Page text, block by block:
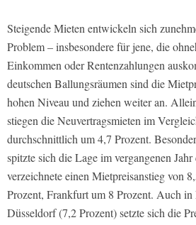
Steigende Mieten entwickeln sich
Problem – insbesondere für jene, die
Einkommen oder Rentenzahlungen
deutschen Ballungsräumen sind die
hohen Niveau und ziehen weiter an.
stiegen die Neuvertragsmieten im
durchschnittlich um 4,7 Prozent.
spitzte sich die Lage im vergangenen
verzeichnete einen Mietpreisanstieg von
Prozent, Frankfurt um 8 Prozent. Auch
Düsseldorf (7,2 Prozent) setzte sich die